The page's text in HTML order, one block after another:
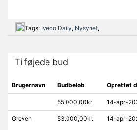
Tags: Iveco Daily, Nysynet,
Tilføjede bud
Brugernavn Budbeløb Oprettet
55.000,00kr. 14-apr-
Greven 53.000,00kr. 14-apr-